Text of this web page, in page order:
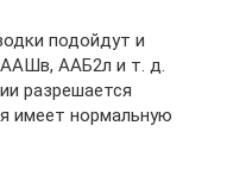
подойдут и
ААБ2л и т. д.
разрешается
имеет нормальную